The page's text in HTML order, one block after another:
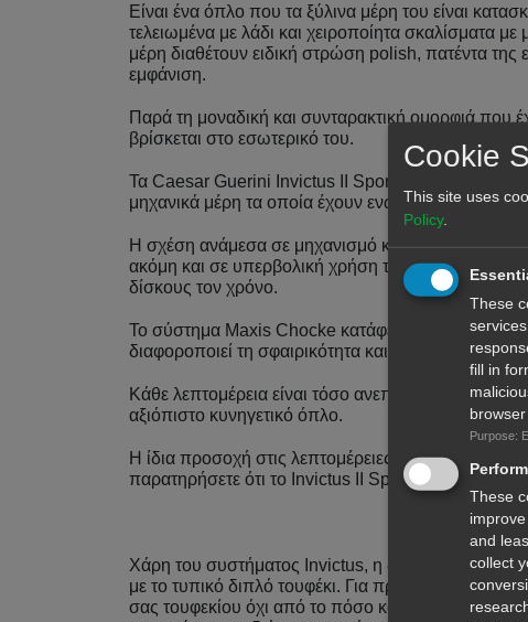
Είναι ένα όπλο που τα ξύλινα μέρη του είναι
τελειωμένα με λάδι και χειροποίητα σκαλίσματα
μέρη διαθέτουν ειδική στρώση polish, πατέντα της
εμφάνιση.
Παρά τη μοναδική και συνταρακτική ομορφιά που
βρίσκεται στο εσωτερικό του.
Τα Caesar Guerini Invictus II Sporting έρχονται με
μηχανικά μέρη τα οποία έχουν ενώσεις και τριβές
Η σχέση ανάμεσα σε μηχανισμό και κάννες
ακόμη και σε υπερβολική χρήση του όπλου. Και
δίσκους τον χρόνο.
Το σύστημα Maxis Chocke κατάφερε να δώσει στο
διαφοροποιεί τη σφαιρικότητα και συνεπώς και
Κάθε λεπτομέρεια είναι τόσο ανεπτυγμένη, ώστε
αξιόπιστο κυνηγετικό όπλο.
Η ίδια προσοχή στις λεπτομέρειες φαίνεται, όπως
παρατηρήσετε ότι το Invictus II Sporting
Χάρη του συστήματος Invictus, η διάρκεια ζωής
με το τυπικό διπλό τουφέκι. Για πρώτη φορά
σας τουφεκίου όχι από το πόσο καιρό μπορείτε να
Cookie
This site uses
Policy.
These
fill in
Purpose:
These
and
collect